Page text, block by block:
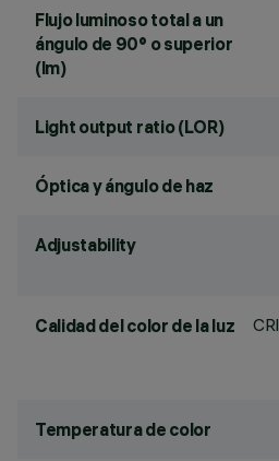
Flujo luminoso total a un
ángulo de 90° o superior
(lm)
Light output ratio (LOR)
Óptica y ángulo de haz
Adjustability
Calidad del color de la luz CRI
Temperatura de color